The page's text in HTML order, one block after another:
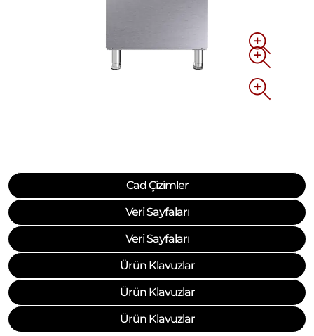
Cad Çizimler
Veri Sayfaları
Veri Sayfaları
Ürün Klavuzlar
Ürün Klavuzlar
Ürün Klavuzlar